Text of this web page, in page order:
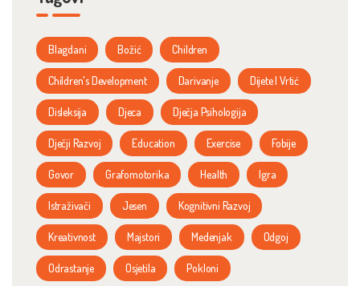
Blagdani Božić Children
Children's Development Darivanje Dijete I Vrtić
Disleksija Djeca Dječja Psihologija
Dječji Razvoj Education Exercise Fobije
Govor Grafomotorika Health Igra
Istraživači Jesen Kognitivni Razvoj
Kreativnost Majstori Medenjak Odgoj
Odrastanje Osjetila Pokloni